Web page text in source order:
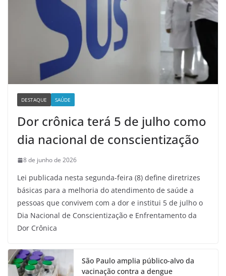
DESTAQUE SAÚDE
Dor crônica terá 5 de julho como
dia nacional de conscientização
8 de junho de 2026
Lei publicada nesta segunda-feira (8) define diretrizes
básicas para a melhoria do atendimento de saúde a
pessoas que convivem com a dor e institui 5 de julho o
Dia Nacional de Conscientização e Enfrentamento da
Dor Crônica
São Paulo amplia público-alvo da
vacinação contra a dengue